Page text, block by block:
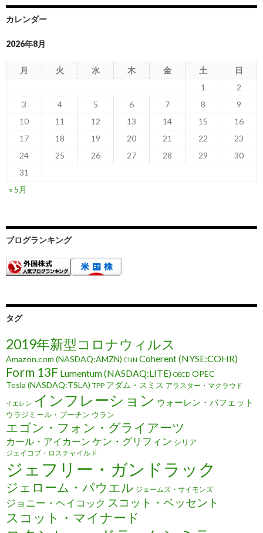
カレンダー
2026年8月
月 火 水 木 金 土
日
1
2
3
4 5 6 7 8
9
10
11 12 13 14 15
16
17
18 19 20 21 22
23
24
25 26 27 28 29
30
31
« 5月
ブログランキング
タグ
2019年新型コロナウィルス
Amazon.com (NASDAQ:AMZN) CNN Coherent (NYSE:COHR)
Form 13F Lumentum (NASDAQ:LITE) OECD OPEC
Tesla (NASDAQ:TSLA) TPP アダム・スミス アラスター・マクラウド
イエレン インフレーション ウォーレン・バフェット
ウラジミール・プーチン ウラン
エゴン・フォン・グライアーツ
カール・アイカーン ケン・グリフィン シリア
ジェイコブ・ロスチャイルド
ジェフリー・ガンドラック
ジェローム・パウエル ジェームズ・サイモンズ
ジョニー・ヘイコック スコット・ベッセント
スコット・マイナード